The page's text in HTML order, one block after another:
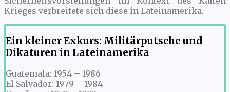
Krieges verbreitete sich diese in Lateinamerika.
Ein kleiner Exkurs: Militärputsche und
Dikaturen in Lateinamerika
Guatemala: 1954 – 1986
El Salvador: 1979 – 1984